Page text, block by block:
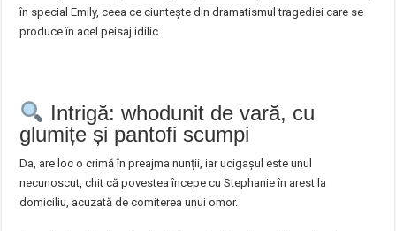
în special Emily, ceea ce ciuntește din dramatismul tragediei care se
produce în acel peisaj idilic.
Intrigă: whodunit de vară, cu
glumițe și pantofi scumpi
Da, are loc o crimă în preajma nunții, iar ucigașul este unul
necunoscut, chit că povestea începe cu Stephanie în arest la
domiciliu, acuzată de comiterea unui omor.